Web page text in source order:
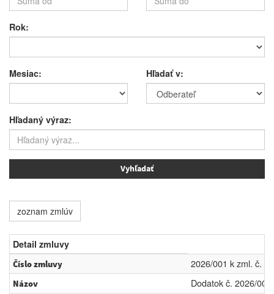
Rok:
Mesiac: Hľadať v:
Hľadaný výraz:
zoznam zmlúv
Detail zmluvy
Číslo zmluvy 2026/001 k zml. č.
Názov Dodatok č. 2026/001